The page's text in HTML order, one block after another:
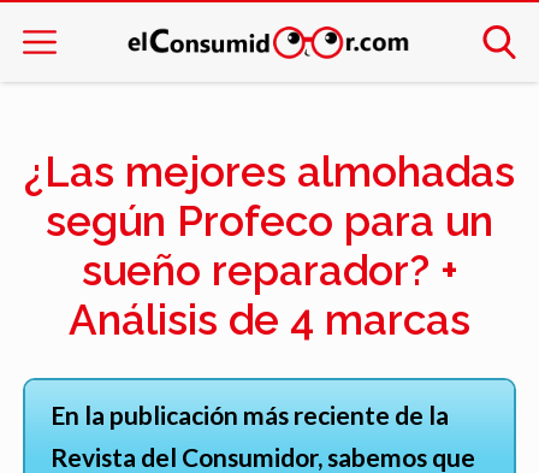
¿Las mejores almohadas
según Profeco para un
sueño reparador? +
Análisis de 4 marcas
En la publicación más reciente de la
Revista del Consumidor, sabemos que